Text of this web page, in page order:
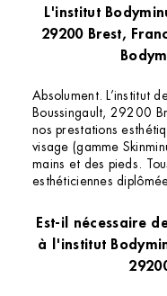
L'institut
29200 Brest,
Absolument. L’institut
Boussingault, 29200
nos prestations
visage (gamme
mains et des pieds.
esthéticiennes
Est-il nécessaire
à l'institut